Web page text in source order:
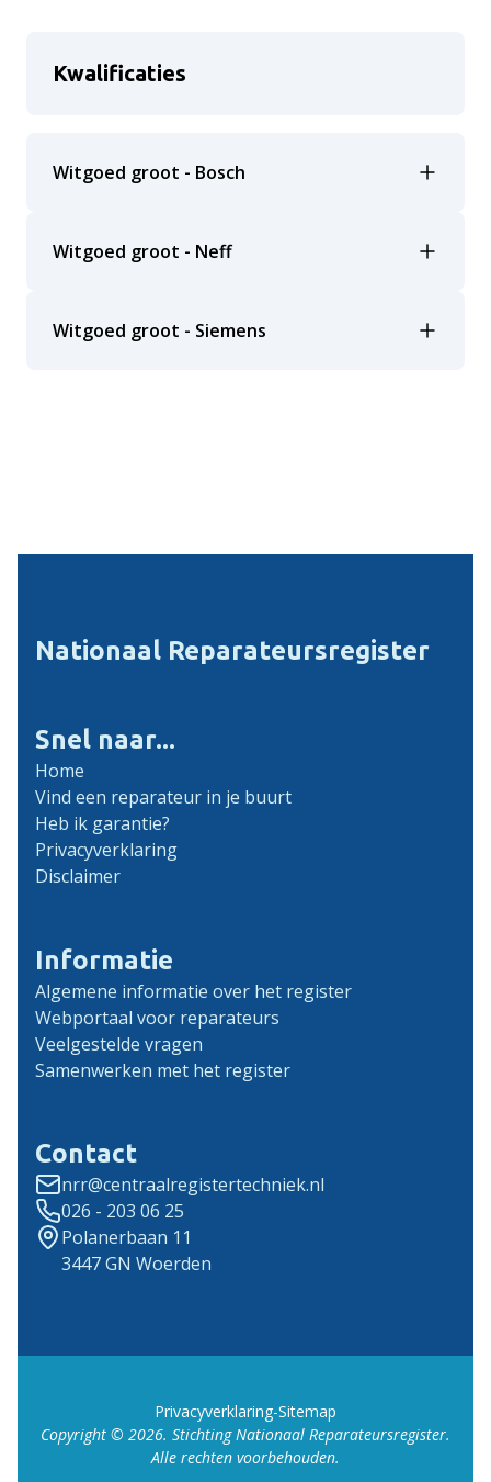
Kwalificaties
Witgoed groot - Bosch
Witgoed groot - Neff
Witgoed groot - Siemens
Nationaal Reparateursregister
Snel naar...
Home
Vind een reparateur in je buurt
Heb ik garantie?
Privacyverklaring
Disclaimer
Informatie
Algemene informatie over het register
Webportaal voor reparateurs
Veelgestelde vragen
Samenwerken met het register
Contact
nrr@centraalregistertechniek.nl
026 - 203 06 25
Polanerbaan 11
3447 GN Woerden
Privacyverklaring-Sitemap
Copyright © 2026. Stichting Nationaal Reparateursregister.
Alle rechten voorbehouden.